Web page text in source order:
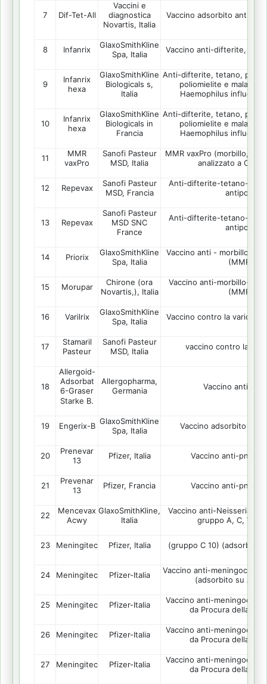
7 Dif-Tet-All
Vaccini e
diagnostica
Novartis, Italia
Vaccino adsorbito anti-
8 Infanrix
GlaxoSmithKline
Spa, Italia
Vaccino anti-difterite,
9
Infanrix
hexa
GlaxoSmithKline
Biologicals s,
Italia
Anti-difterite, tetano,
poliomielite e malattia
Haemophilus
10
Infanrix
hexa
GlaxoSmithKline
Biologicals in
Francia
Anti-difterite, tetano,
poliomielite e malattia
Haemophilus
11
MMR
vaxPro
Sanofi Pasteur
MSD, Italia
MMR vaxPro (morbillo,
analizzato a
12 Repevax
Sanofi Pasteur
MSD, Francia
Anti-difterite-tetano-
antipolio
13 Repevax
Sanofi Pasteur
MSD SNC
France
Anti-difterite-tetano-
antipolio
14 Priorix
GlaxoSmithKline
Spa, Italia
Vaccino anti - morbillo-
(MMR)
15 Morupar
Chirone (ora
Novartis,), Italia
Vaccino anti-morbillo-
(MMR)
16 Varilrix
GlaxoSmithKline
Spa, Italia
Vaccino contro la varicella
17
Stamaril
Pasteur
Sanofi Pasteur
MSD, Italia
vaccino contro la
18
Allergoid-
Adsorbat
6-Graser
Starke B.
Allergopharma,
Germania
Vaccino
19 Engerix-B GlaxoSmithKline
Spa, Italia
Vaccino adsorbito
20
Prenevar
13
Pfizer, Italia Vaccino anti-
21
Prevenar
13
Pfizer, Francia Vaccino anti-
22
Mencevax
Acwy
GlaxoSmithKline,
Italia
Vaccino anti-Neisseria
gruppo A, C,
23 Meningitec Pfizer, Italia (gruppo C 10) (adsorbito
24 Meningitec Pfizer-Italia
Vaccino anti-
(adsorbito su Al-
25 Meningitec Pfizer-Italia
Vaccino anti-
da Procura della
26 Meningitec Pfizer-Italia
Vaccino anti-
da Procura della
27 Meningitec Pfizer-Italia
Vaccino anti-
da Procura della